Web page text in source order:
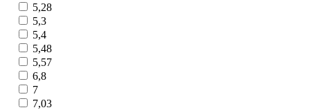
5,28
5,3
5,4
5,48
5,57
6,8
7
7,03